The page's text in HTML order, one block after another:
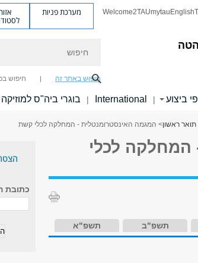
English
mytau
Welcome2TAU מערכת פניות
חיפוש באתר זה חיפוש
ביצוע |
International
| בוגרי ביה"ס למוזיקה
ראשון> המגמה האינסטרומנטלית - המחלקה לכלי קשת
המחלקה לכלי
תשפ"ב תשפ"א
כתובת